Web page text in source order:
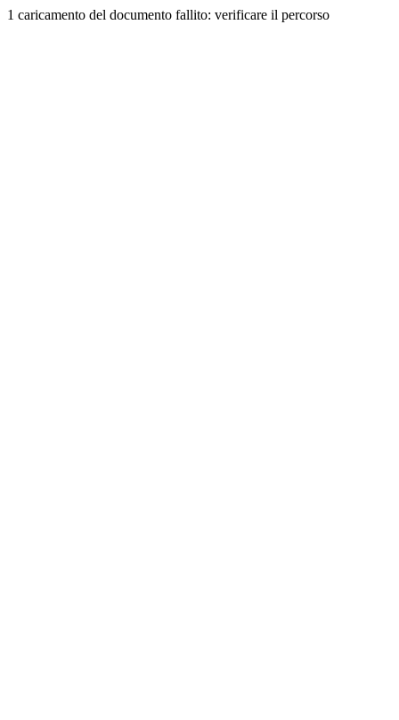
1 caricamento del documento fallito: verificare il percorso